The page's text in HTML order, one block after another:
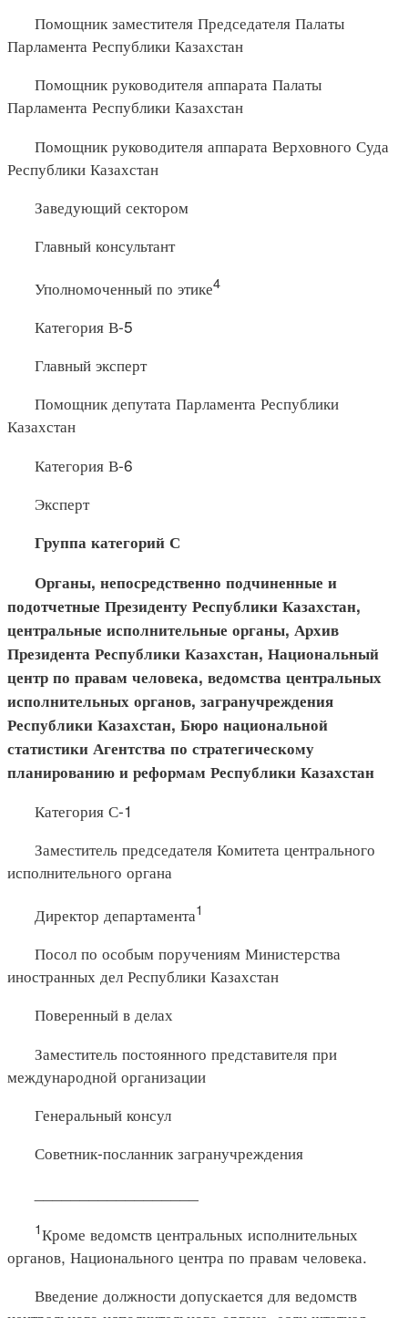
Помощник заместителя Председателя Палаты
Парламента Республики Казахстан
Помощник руководителя аппарата Палаты
Парламента Республики Казахстан
Помощник руководителя аппарата Верховного Суда
Республики Казахстан
Заведующий сектором
Главный консультант
Уполномоченный по этике4
Категория В-5
Главный эксперт
Помощник депутата Парламента Республики
Казахстан
Категория В-6
Эксперт
Группа категорий С
Органы, непосредственно подчиненные и
подотчетные Президенту Республики Казахстан,
центральные исполнительные органы, Архив
Президента Республики Казахстан, Национальный
центр по правам человека, ведомства центральных
исполнительных органов, загранучреждения
Республики Казахстан, Бюро национальной
статистики Агентства по стратегическому
планированию и реформам Республики Казахстан
Категория С-1
Заместитель председателя Комитета центрального
исполнительного органа
Директор департамента1
Посол по особым поручениям Министерства
иностранных дел Республики Казахстан
Поверенный в делах
Заместитель постоянного представителя при
международной организации
Генеральный консул
Советник-посланник загранучреждения
1Кроме ведомств центральных исполнительных
органов, Национального центра по правам человека.
Введение должности допускается для ведомств